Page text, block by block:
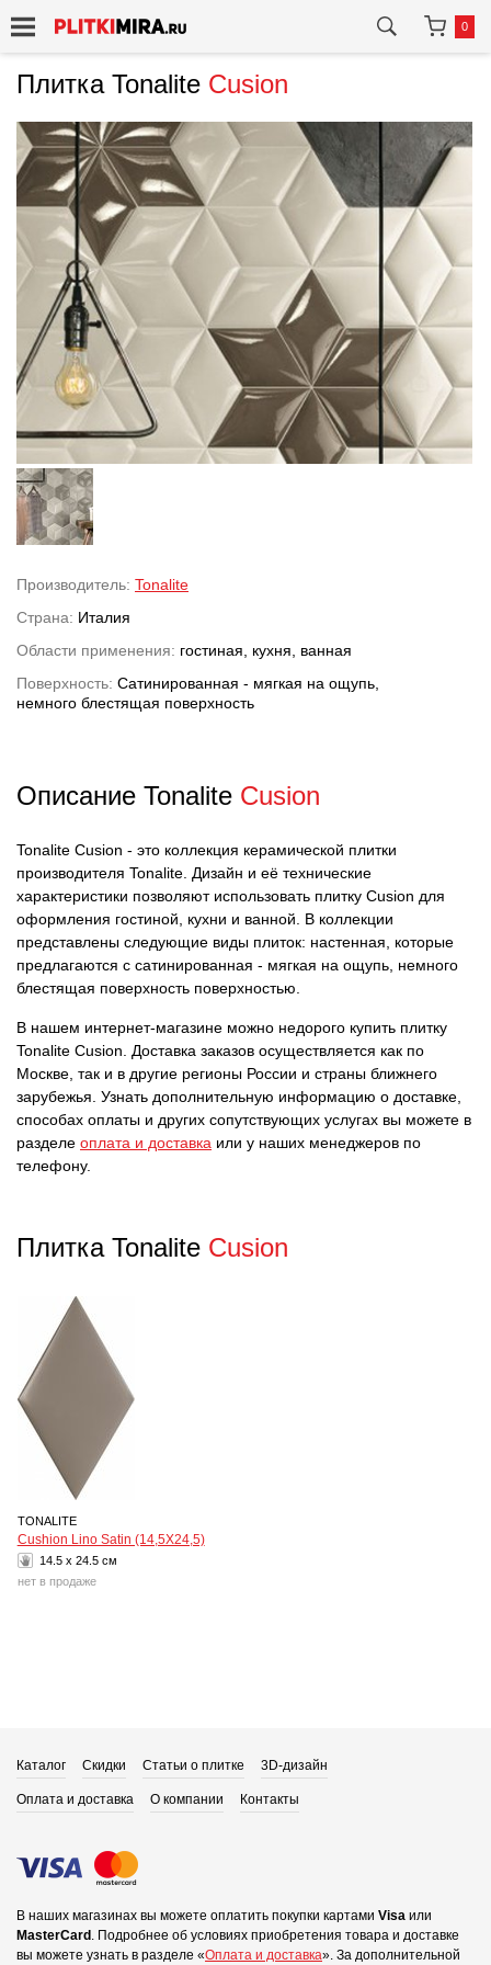
0
Плитка Tonalite Cusion
Производитель: Tonalite
Страна: Италия
Области применения: гостиная, кухня, ванная
Поверхность: Сатинированная - мягкая на ощупь,
немного блестящая поверхность
Описание Tonalite Cusion
Tonalite Cusion - это коллекция керамической плитки
производителя Tonalite. Дизайн и её технические
характеристики позволяют использовать плитку Cusion для
оформления гостиной, кухни и ванной. В коллекции
представлены следующие виды плиток: настенная, которые
предлагаются с сатинированная - мягкая на ощупь, немного
блестящая поверхность поверхностью.
В нашем интернет-магазине можно недорого купить плитку
Tonalite Cusion. Доставка заказов осуществляется как по
Москве, так и в другие регионы России и страны ближнего
зарубежья. Узнать дополнительную информацию о доставке,
способах оплаты и других сопутствующих услугах вы можете в
разделе оплата и доставка или у наших менеджеров по
телефону.
Плитка Tonalite Cusion
TONALITE
Cushion Lino Satin (14,5Х24,5)
14.5 x 24.5 см
нет в продаже
Каталог Скидки Статьи о плитке 3D-дизайн
Оплата и доставка О компании Контакты
В наших магазинах вы можете оплатить покупки картами Visa или
MasterCard . Подробнее об условиях приобретения товара и доставке
вы можете узнать в разделе «Оплата и доставка». За дополнительной